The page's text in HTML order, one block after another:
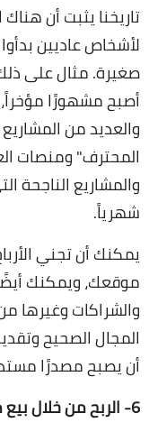
تاريخنا يثبت أن
لأشخاص عاديين
صغيرة. مثال على
أصبح مشهورًا
والعديد من
المحترف" ومنصات
والمشاريع الناجحة
شهرياً.
يمكنك أن تجني
موقعك، ويمكنك
والشراكات وغيرها
المجال الصحيح
أن يصبح مصدرًا
6- الربح من خلال بيع ملاحظاتك و مذكراتك: